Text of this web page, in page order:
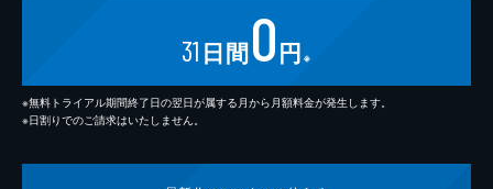
31 日間0円 ※
※無料トライアル期間終了日の翌日が属する月から月額料金が発生します。
※日割りでのご請求はいたしません。